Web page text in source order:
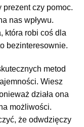
prezent czy pomoc.
nas wpływu.
która robi coś dla
bezinteresownie.
metod
Wiesz
działa ona
możliwości.
że odwdzięczy